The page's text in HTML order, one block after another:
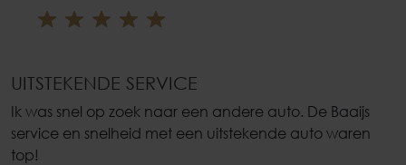
UITSTEKENDE SERVICE
Ik was snel op zoek naar een andere auto. De Baaijs
service en snelheid met een uitstekende auto waren
top!